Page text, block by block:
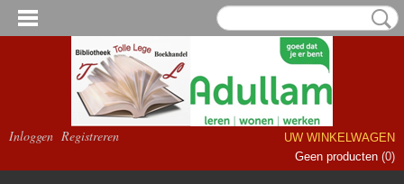
Inloggen Registreren
UW WINKELWAGEN
Geen producten (0)